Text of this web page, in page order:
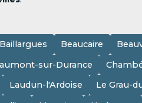
Baillargues Beaucaire
sur-Durance
Laudun-l'Ardoise
Le Grau-